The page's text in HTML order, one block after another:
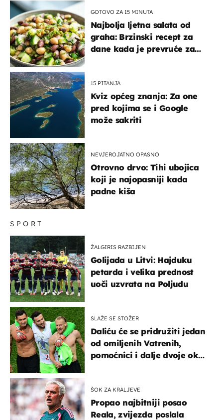
SPORT
ŽALGIRIS RAZBIJEN
Golijada u Litvi: Hajduku
petarda i velika prednost
uoči uzvrata na Poljudu
SLAŽE SE STOŽER
Daliću će se pridružiti jedan
od omiljenih Vatrenih,
pomoćnici i dalje dvoje oko
ŠOK ZA KRALJEVE
Propao najbitniji posao
Reala, zvijezda poslala
GOTOVO ZA 15 MINUTA
Najbolja ljetna salata od
graha: Brzinski recept za
dane kada je prevruće za
15 PITANJA
Kviz općeg znanja: Za one
pred kojima se i Google
može sakriti
NEVJEROJATNO OPASNO
Otrovno drvo: Tihi ubojica
koji je najopasniji kada
padne kiša